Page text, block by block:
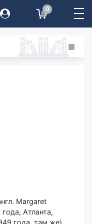
0
Margaret
Атланта,